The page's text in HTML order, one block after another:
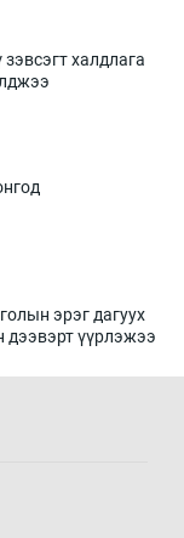
халдлага
эрэг дагуух
дээвэрт үүрлэжээ